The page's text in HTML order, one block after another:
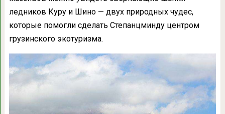
ледников Куру и Шино — двух природных чудес,
которые помогли сделать Степанцминду центром
грузинского экотуризма.